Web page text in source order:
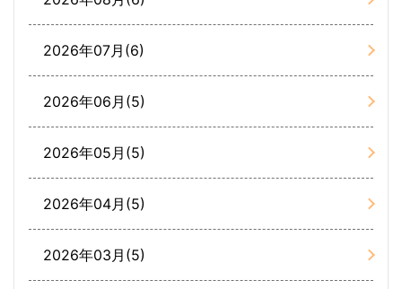
2026年07月(6)
2026年06月(5)
2026年05月(5)
2026年04月(5)
2026年03月(5)